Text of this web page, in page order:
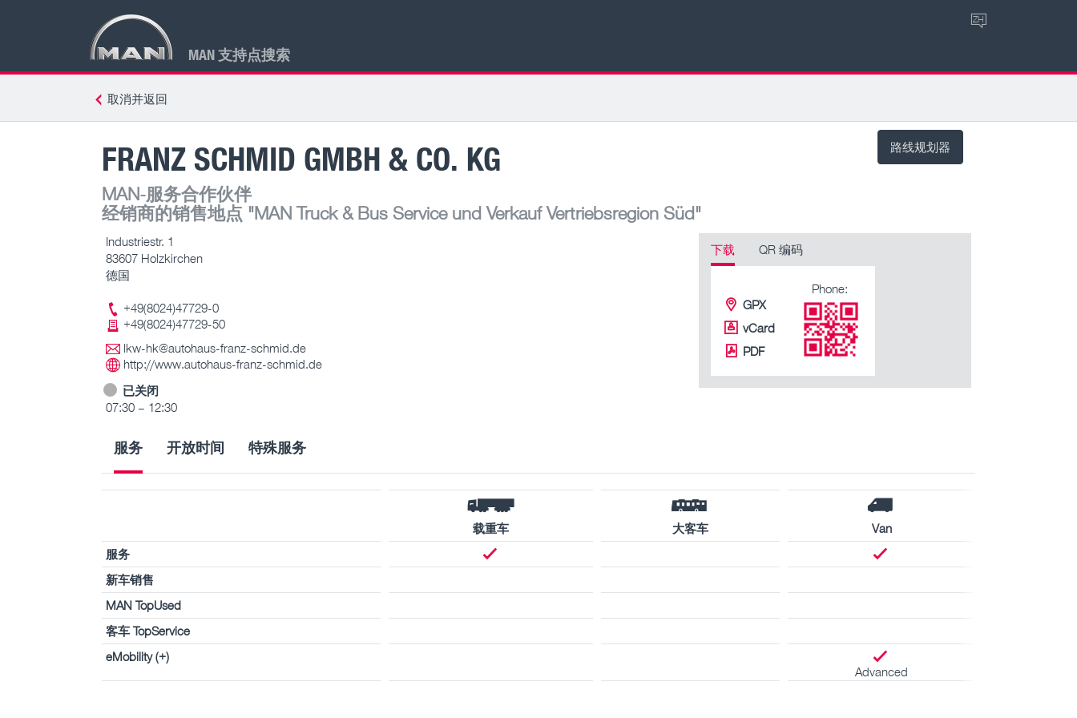
MAN 支持点搜索
ZH
取消并返回
路线规划器
FRANZ SCHMID GMBH & CO. KG
MAN-服务合作伙伴
经销商的销售地点 "MAN Truck & Bus Service und Verkauf Vertriebsregion Süd"
Industriestr. 1
83607 Holzkirchen
德国
+49(8024)47729-0
+49(8024)47729-50
lkw-hk@autohaus-franz-schmid.de
http://www.autohaus-franz-schmid.de
已关闭
07:30 – 12:30
下载 QR 编码
GPX
vCard
PDF
Phone:
服务 开放时间 特殊服务
载重车 大客车
Van
服务
新车销售
MAN TopUsed
客车 TopService
eMobility (+)
Advanced